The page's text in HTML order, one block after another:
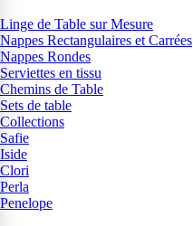
Linge de Table sur Mesure
Nappes Rectangulaires et Carrées
Nappes Rondes
Serviettes en tissu
Chemins de Table
Sets de table
Collections
Safie
Iside
Clori
Perla
Penelope